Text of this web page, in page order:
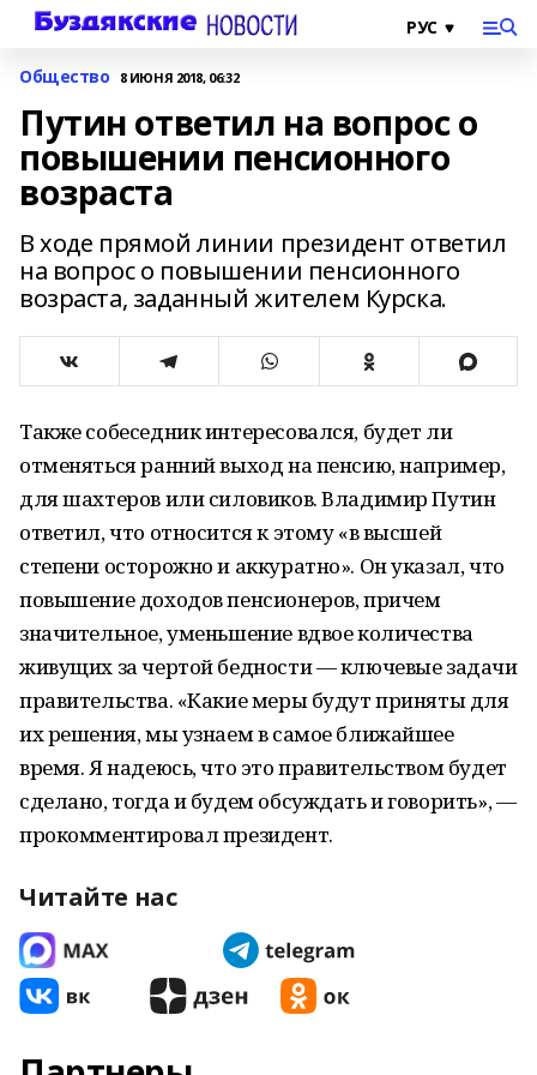
Общество 8 ИЮНЯ 2018, 06:32
Путин ответил на вопрос о
повышении пенсионного
возраста
В ходе прямой линии президент ответил
на вопрос о повышении пенсионного
возраста, заданный жителем Курска.
Также собеседник интересовался, будет ли
отменяться ранний выход на пенсию, например,
для шахтеров или силовиков. Владимир Путин
ответил, что относится к этому «в высшей
степени осторожно и аккуратно». Он указал, что
повышение доходов пенсионеров, причем
значительное, уменьшение вдвое количества
живущих за чертой бедности — ключевые задачи
правительства. «Какие меры будут приняты для
их решения, мы узнаем в самое ближайшее
время. Я надеюсь, что это правительством будет
сделано, тогда и будем обсуждать и говорить», —
прокомментировал президент.
Читайте нас